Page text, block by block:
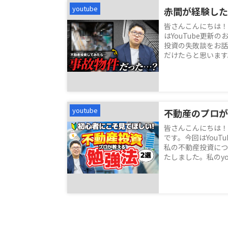
youtube
皆さんこんにちは
はYouTube更新の
投資の失敗談をお
だけたらと思いま
youtube
皆さんこんにちは
です。今回は
私の不動産投資に
たしました。私の